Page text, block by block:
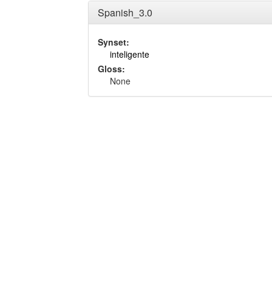
Spanish_3.0
Synset:
inteligente
Gloss:
None